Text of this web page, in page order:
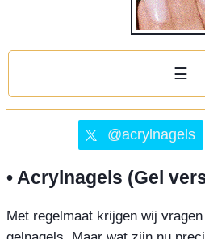
☰
@acrylnagels
• Acrylnagels (Gel
Met regelmaat krijgen wij